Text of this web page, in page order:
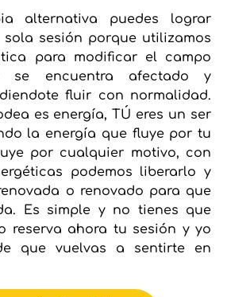
alternativa puedes lograr
sesión porque utilizamos
para modificar el campo
se encuentra afectado y
fluir con normalidad.
es energía, TÚ eres un ser
la energía que fluye por tu
por cualquier motivo, con
podemos liberarlo y
o renovado para que
Es simple y no tienes que
reserva ahora tu sesión y yo
que vuelvas a sentirte en